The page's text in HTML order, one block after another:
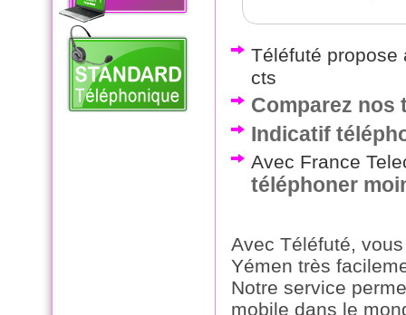
Téléfuté propose
cts
Comparez nos
Indicatif
Avec France
téléphoner
Avec Téléfuté,
Yémen très
Notre service
mobile dans le